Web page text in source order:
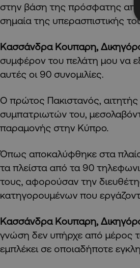
στην βάση της πρόσφατης
σημαία της υπερασπιστικής
Κασσάνδρα Κουπαρη,
συμφέρον του πελάτη μου να
αυτές οι 90 συνομιλίες.
Ο πρώτος Πακιστανός,
συμπατριωτών του,
παραμονής στην Κύπρο.
Όπως αποκαλύφθηκε στα
τα πλείστα από τα 90
τους, αφορούσαν την
κατηγορουμένων που
Κασσάνδρα Κουπαρη,
γνώση δεν υπήρχε από μέρος
εμπλέκει σε οποιαδήποτε